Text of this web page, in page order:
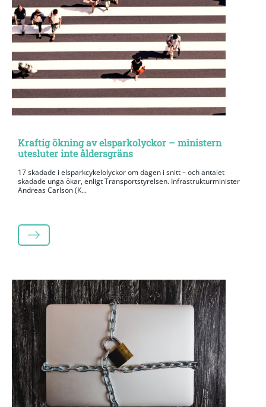
Kraftig ökning av elsparkolyckor – ministern
utesluter inte åldersgräns
17 skadade i elsparkcykelolyckor om dagen i snitt – och antalet
skadade unga ökar, enligt Transportstyrelsen. Infrastrukturminister
Andreas Carlson (K...
LÄS MER